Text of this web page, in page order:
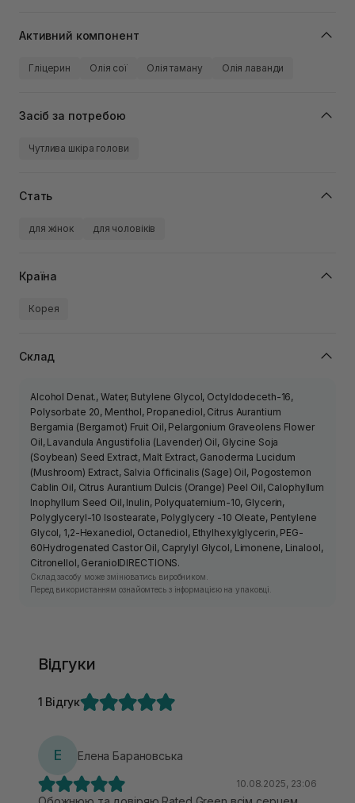
Активний компонент
Гліцерин Олія сої Олія таману Олія лаванди
Засіб за потребою
Чутлива шкіра голови
Стать
для жінок для чоловіків
Країна
Корея
Склад
Alcohol Denat., Water, Butylene Glycol, Octyldodeceth-16,
Polysorbate 20, Menthol, Propanediol, Citrus Aurantium
Bergamia (Bergamot) Fruit Oil, Pelargonium Graveolens Flower
Oil, Lavandula Angustifolia (Lavender) Oil, Glycine Soja
(Soybean) Seed Extract, Malt Extract, Ganoderma Lucidum
(Mushroom) Extract, Salvia Officinalis (Sage) Oil, Pogostemon
Cablin Oil, Citrus Aurantium Dulcis (Orange) Peel Oil, Calophyllum
Inophyllum Seed Oil, Inulin, Polyquaternium-10, Glycerin,
Polyglyceryl-10 Isostearate, Polyglycery -10 Oleate, Pentylene
Glycol, 1,2-Hexanediol, Octanediol, Ethylhexylglycerin, PEG-
60Hydrogenated Castor Oil, Caprylyl Glycol, Limonene, Linalool,
Citronellol, GeraniolDIRECTIONS.
Склад засобу може змінюватись виробником.
Перед використанням ознайомтесь з інформацією на упаковці.
Відгуки
1 Відгук
Е Елена Барановська
10.08.2025, 23:06